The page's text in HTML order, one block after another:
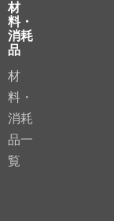
材
料・
消耗
品
材
料・
消耗
品一
覧